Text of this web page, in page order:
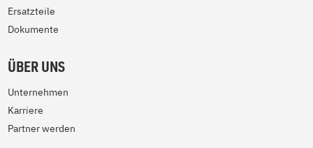
Ersatzteile
Dokumente
ÜBER UNS
Unternehmen
Karriere
Partner werden